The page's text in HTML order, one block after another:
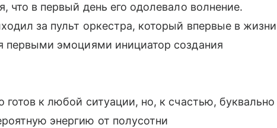
что в первый день его одолевало волнение.
за пульт оркестра, который впервые в жизни
первыми эмоциями инициатор создания
к любой ситуации, но, к счастью, буквально
энергию от полусотни